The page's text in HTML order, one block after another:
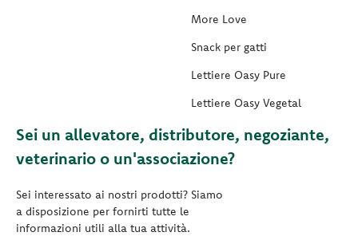
More Love
Snack per gatti
Lettiere Oasy Pure
Lettiere Oasy Vegetal
Sei un allevatore, distributore, negoziante,
veterinario o un'associazione?
Sei interessato ai nostri prodotti? Siamo
a disposizione per fornirti tutte le
informazioni utili alla tua attività.